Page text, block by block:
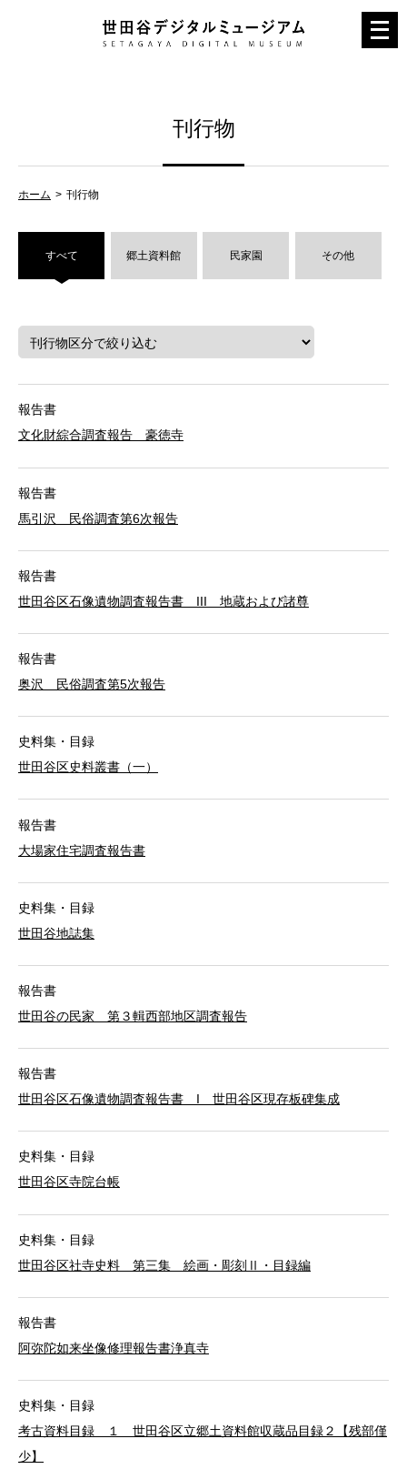
メ
ニ
刊行物
ホーム 刊行物
すべて 郷土資料館 民家園 その他
報告書
文化財綜合調査報告 豪徳寺
報告書
馬引沢 民俗調査第6次報告
報告書
世田谷区石像遺物調査報告書 III 地蔵および諸尊
報告書
奥沢 民俗調査第5次報告
史料集・目録
世田谷区史料叢書（一）
報告書
大場家住宅調査報告書
史料集・目録
世田谷地誌集
報告書
世田谷の民家 第３輯西部地区調査報告
報告書
世田谷区石像遺物調査報告書 I 世田谷区現存板碑集成
史料集・目録
世田谷区寺院台帳
史料集・目録
世田谷区社寺史料 第三集 絵画・彫刻Ⅱ・目録編
報告書
阿弥陀如来坐像修理報告書浄真寺
史料集・目録
考古資料目録 １ 世田谷区立郷土資料館収蔵品目録２【残部僅
少】